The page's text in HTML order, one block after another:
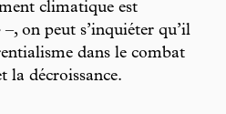
climatique est
on peut s’inquiéter qu’il
dans le combat
la décroissance.